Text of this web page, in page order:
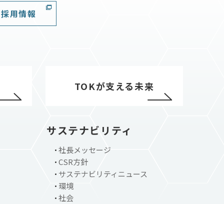
採用情報
TOKが支える未来
サステナビリティ
社長メッセージ
CSR方針
サステナビリティニュース
環境
社会